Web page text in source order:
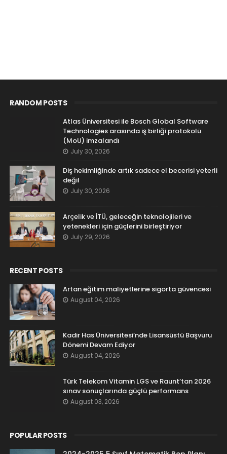
RANDOM POSTS
Atlas Üniversitesi ile Bosch Global Software
Technologies arasında iş birliği protokolü
(MoU) imzalandı
July 30, 2026
Diş hekimliğinde artık sadece el becerisi yeterli
değil
July 30, 2026
Arçelik ve İTÜ, geleceğin teknolojileri ve
yetenekleri için güçlerini birleştiriyor
July 29, 2026
RECENT POSTS
Artan eğitim maliyetlerine sigorta güvencesi
August 04, 2026
Kadir Has Üniversitesi’nde Lisansüstü Başvuru
Dönemi Devam Ediyor
August 04, 2026
Türk Telekom Vitamin LGS ve Raunt’tan 2026
sınav sonuçlarında güçlü performans
August 03, 2026
POPULAR POSTS